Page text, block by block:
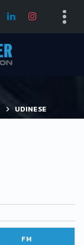
UDINESE
FM